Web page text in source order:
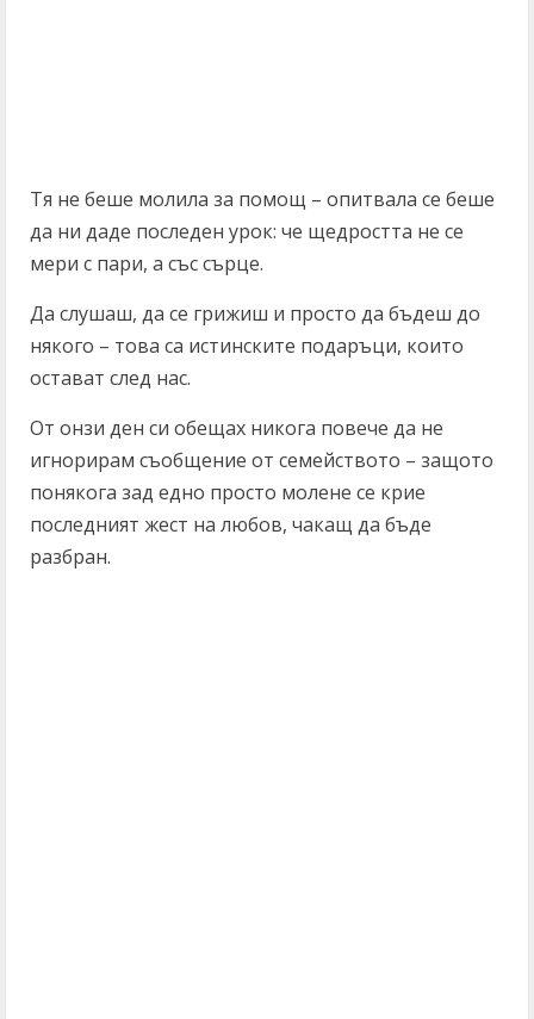
Тя не беше молила за помощ – опитвала се беше
да ни даде последен урок: че щедростта не се
мери с пари, а със сърце.
Да слушаш, да се грижиш и просто да бъдеш до
някого – това са истинските подаръци, които
остават след нас.
От онзи ден си обещах никога повече да не
игнорирам съобщение от семейството – защото
понякога зад едно просто молене се крие
последният жест на любов, чакащ да бъде
разбран.